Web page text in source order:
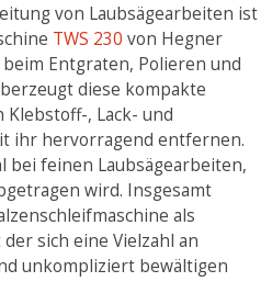
von Laubsägearbeiten ist
TWS 230 von Hegner
Entgraten, Polieren und
diese kompakte
Klebstoff-, Lack- und
ihr hervorragend entfernen.
bei feinen Laubsägearbeiten,
wird. Insgesamt
als
sich eine Vielzahl an
unkompliziert bewältigen